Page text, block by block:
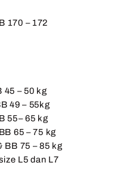
170 – 172
45 – 50 kg
49 – 55kg
55– 65 kg
65 – 75 kg
BB 75 – 85 kg
L5 dan L7